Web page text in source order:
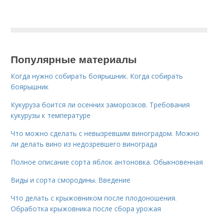
Популярные материалы
Когда нужно собирать боярышник. Когда собирать
боярышник
Кукуруза боится ли осенних заморозков. Требования
кукурузы к температуре
Что можно сделать с невызревшим виноградом. Можно
ли делать вино из недозревшего винограда
Полное описание сорта яблок антоновка. Обыкновенная
Виды и сорта смородины. Введение
Что делать с крыжовником после плодоношения.
Обработка крыжовника после сбора урожая